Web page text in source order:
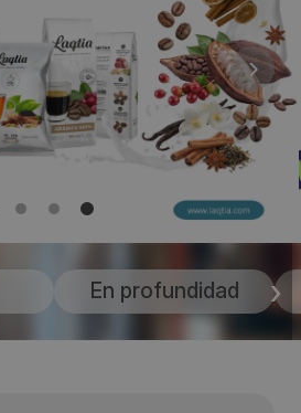
En profundidad